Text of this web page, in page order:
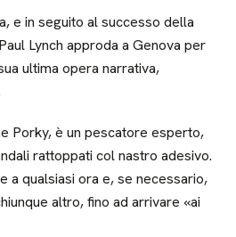
e in seguito al successo della
Lynch approda a Genova per
ultima opera narrativa,
Porky, è un pescatore esperto,
rattoppati col nastro adesivo.
a qualsiasi ora e, se necessario,
altro, fino ad arrivare «ai